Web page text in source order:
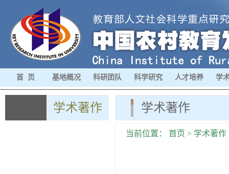
首 页 基地概况 科研团队 科学研究 人才培养 学
学术著作 学术著作
当前位置： 首页 > 学术著作